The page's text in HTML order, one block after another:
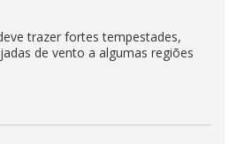
trazer fortes tempestades,
de vento a algumas regiões